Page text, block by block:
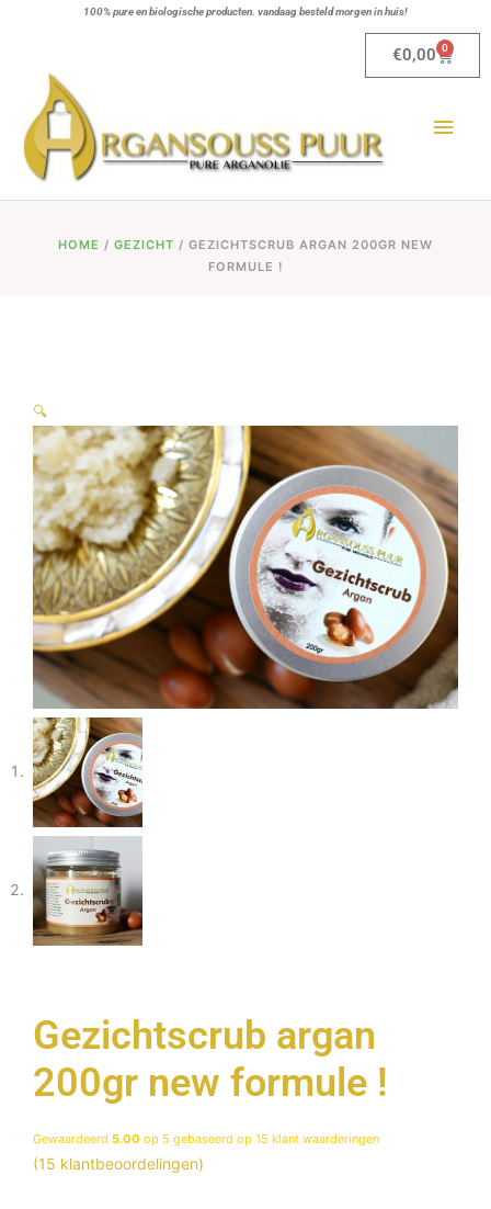
100% pure en biologische producten. vandaag besteld morgen in huis!
€0,00 0
HOME / GEZICHT / GEZICHTSCRUB ARGAN 200GR NEW
FORMULE !
🔍
Gezichtscrub argan
200gr new formule !
Gewaardeerd 5.00 op 5 gebaseerd op 15 klant waarderingen
(15 klantbeoordelingen)